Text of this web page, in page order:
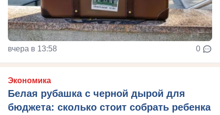
вчера в 13:58 0
Экономика
Белая рубашка с черной дырой для
бюджета: сколько стоит собрать ребенка